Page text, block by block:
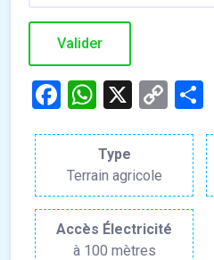
Facebook
WhatsApp
X
Copy
Type
Terrain agricole
Accès Électricité
à 100 mètres